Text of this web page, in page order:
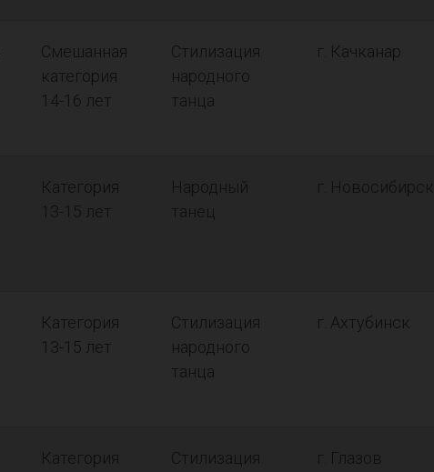
Смешанная
категория
14-16 лет
Стилизация
народного
танца
г. Качканар
Категория
13-15 лет
Народный
танец
г. Новосибирск
Категория
13-15 лет
Стилизация
народного
танца
г. Ахтубинск
Категория
Стилизация
г. Глазов